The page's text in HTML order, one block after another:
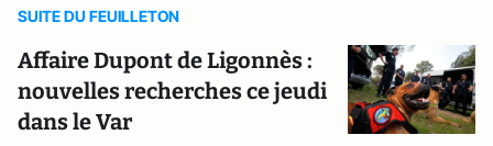
SUITE DU FEUILLETON
Affaire Dupont de Ligonnès :
nouvelles recherches ce jeudi
dans le Var